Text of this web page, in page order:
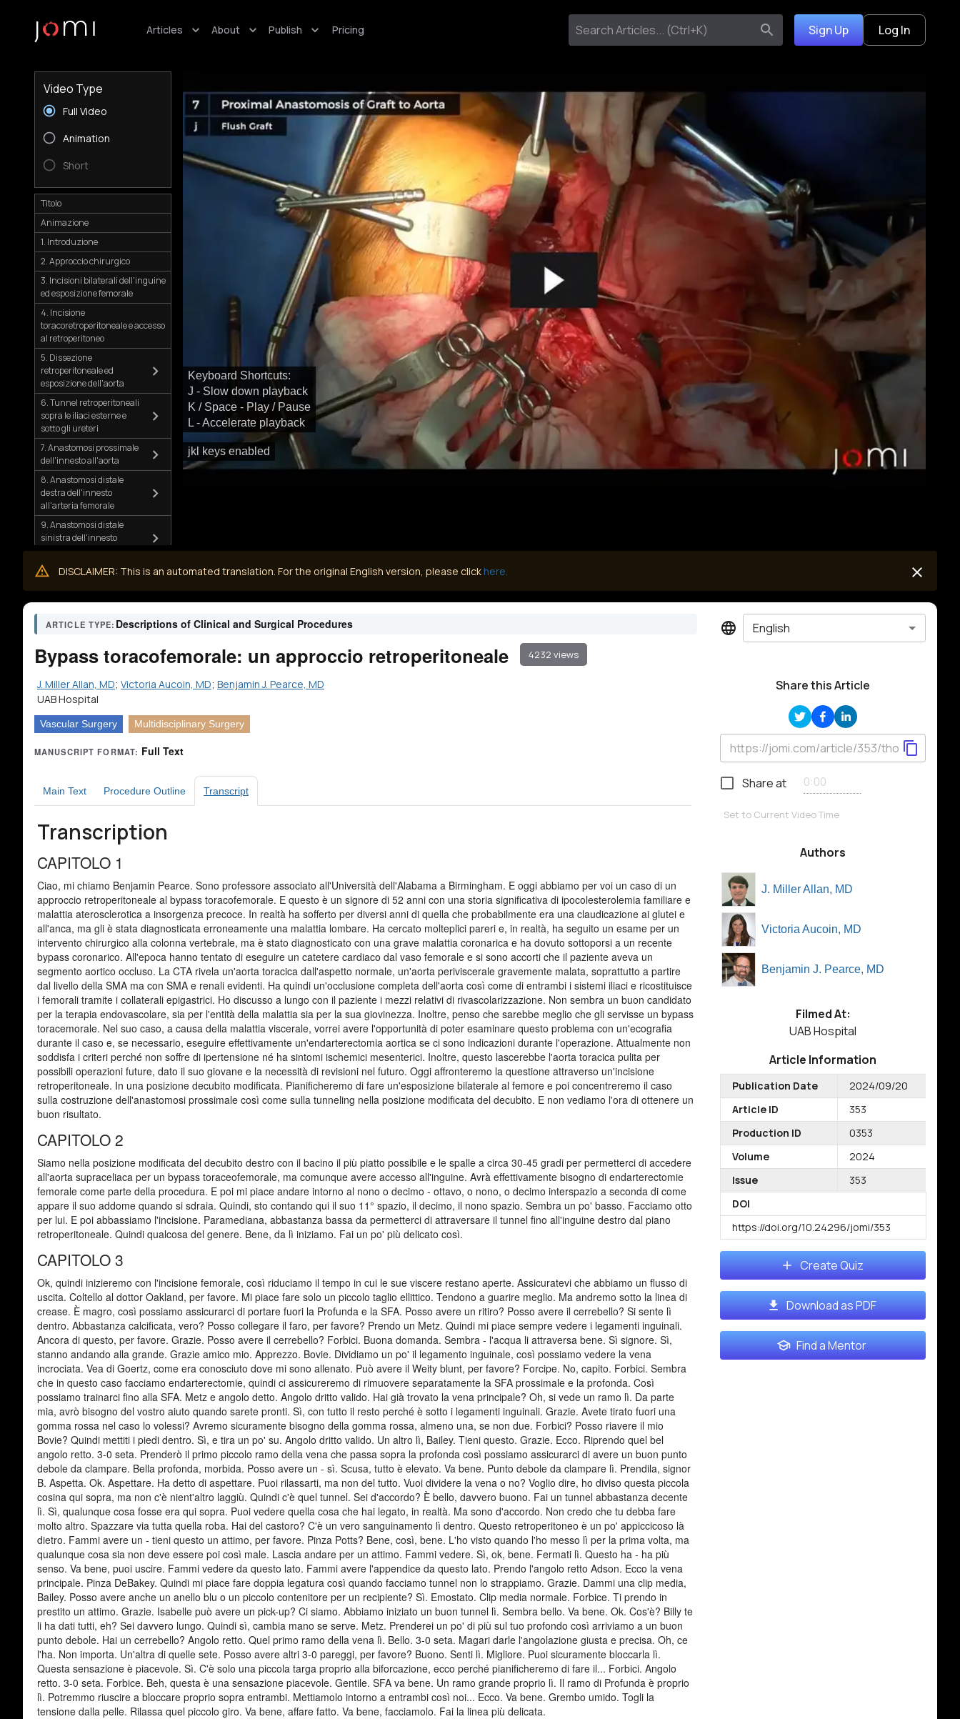
Articles About Publish Pricing Sign Up Log In
jkl keys enabled
Keyboard Shortcuts:
J - Slow down playback
K / Space - Play / Pause
L - Accelerate playback
Video Type
Full Video
Animation
Short
Titolo
Animazione
1. Introduzione
2. Approccio chirurgico
3. Incisioni bilaterali dell'inguine
ed esposizione femorale
4. Incisione
toracoretroperitoneale e accesso
al retroperitoneo
5. Dissezione
retroperitoneale ed
esposizione dell'aorta
6. Tunnel retroperitoneali
sopra le iliaci esterne e
sotto gli ureteri
7. Anastomosi prossimale
dell'innesto all'aorta
8. Anastomosi distale
destra dell'innesto
all'arteria femorale
9. Anastomosi distale
sinistra dell'innesto
all'arteria femorale
10. Ispezione finale ed
11. Chiusura
12. Osservazioni post-operatorie
DISCLAIMER: This is an automated translation. For the original English version, please click here.
ARTICLE TYPE: Descriptions of Clinical and Surgical Procedures
Bypass toracofemorale: un approccio retroperitoneale 4232 views
J. Miller Allan, MD; Victoria Aucoin, MD; Benjamin J. Pearce, MD
UAB Hospital
Vascular Surgery Multidisciplinary Surgery
MANUSCRIPT FORMAT: Full Text
Main Text Procedure Outline Transcript
Transcription
CAPITOLO 1
Ciao, mi chiamo Benjamin Pearce. Sono professore associato all'Università dell'Alabama a Birmingham. E oggi abbiamo per voi un caso di un
approccio retroperitoneale al bypass toracofemorale. E questo è un signore di 52 anni con una storia significativa di ipocolesterolemia familiare e
malattia aterosclerotica a insorgenza precoce. In realtà ha sofferto per diversi anni di quella che probabilmente era una claudicazione ai glutei e
all'anca, ma gli è stata diagnosticata erroneamente una malattia lombare. Ha cercato molteplici pareri e, in realtà, ha seguito un esame per un
intervento chirurgico alla colonna vertebrale, ma è stato diagnosticato con una grave malattia coronarica e ha dovuto sottoporsi a un recente
bypass coronarico. All'epoca hanno tentato di eseguire un catetere cardiaco dal vaso femorale e si sono accorti che il paziente aveva un
segmento aortico occluso. La CTA rivela un'aorta toracica dall'aspetto normale, un'aorta periviscerale gravemente malata, soprattutto a partire
dal livello della SMA ma con SMA e renali evidenti. Ha quindi un'occlusione completa dell'aorta così come di entrambi i sistemi iliaci e ricostituisce
i femorali tramite i collaterali epigastrici. Ho discusso a lungo con il paziente i mezzi relativi di rivascolarizzazione. Non sembra un buon candidato
per la terapia endovascolare, sia per l'entità della malattia sia per la sua giovinezza. Inoltre, penso che sarebbe meglio che gli servisse un bypass
toracemorale. Nel suo caso, a causa della malattia viscerale, vorrei avere l'opportunità di poter esaminare questo problema con un'ecografia
durante il caso e, se necessario, eseguire effettivamente un'endarterectomia aortica se ci sono indicazioni durante l'operazione. Attualmente non
soddisfa i criteri perché non soffre di ipertensione né ha sintomi ischemici mesenterici. Inoltre, questo lascerebbe l'aorta toracica pulita per
possibili operazioni future, dato il suo giovane e la necessità di revisioni nel futuro. Oggi affronteremo la questione attraverso un'incisione
retroperitoneale. In una posizione decubito modificata. Pianificheremo di fare un'esposizione bilaterale al femore e poi concentreremo il caso
sulla costruzione dell'anastomosi prossimale così come sulla tunneling nella posizione modificata del decubito. E non vediamo l'ora di ottenere un
buon risultato.
CAPITOLO 2
Siamo nella posizione modificata del decubito destro con il bacino il più piatto possibile e le spalle a circa 30-45 gradi per permetterci di accedere
all'aorta supraceliaca per un bypass toraceofemorale, ma comunque avere accesso all'inguine. Avrà effettivamente bisogno di endarterectomie
femorale come parte della procedura. E poi mi piace andare intorno al nono o decimo - ottavo, o nono, o decimo interspazio a seconda di come
appare il suo addome quando si sdraia. Quindi, sto contando qui il suo 11° spazio, il decimo, il nono spazio. Sembra un po' basso. Facciamo otto
per lui. E poi abbassiamo l'incisione. Paramediana, abbastanza bassa da permetterci di attraversare il tunnel fino all'inguine destro dal piano
retroperitoneale. Quindi qualcosa del genere. Bene, da lì iniziamo. Fai un po' più delicato così.
CAPITOLO 3
Ok, quindi inizieremo con l'incisione femorale, così riduciamo il tempo in cui le sue viscere restano aperte. Assicuratevi che abbiamo un flusso di
uscita. Coltello al dottor Oakland, per favore. Mi piace fare solo un piccolo taglio ellittico. Tendono a guarire meglio. Ma andremo sotto la linea di
crease. È magro, così possiamo assicurarci di portare fuori la Profunda e la SFA. Posso avere un ritiro? Posso avere il cerrebello? Si sente lì
dentro. Abbastanza calcificata, vero? Posso collegare il faro, per favore? Prendo un Metz. Quindi mi piace sempre vedere i legamenti inguinali.
Ancora di questo, per favore. Grazie. Posso avere il cerrebello? Forbici. Buona domanda. Sembra - l'acqua li attraversa bene. Sì signore. Sì,
stanno andando alla grande. Grazie amico mio. Apprezzo. Bovie. Dividiamo un po' il legamento inguinale, così possiamo vedere la vena
incrociata. Vea di Goertz, come era conosciuto dove mi sono allenato. Può avere il Weity blunt, per favore? Forcipe. No, capito. Forbici. Sembra
che in questo caso facciamo endarterectomie, quindi ci assicureremo di rimuovere separatamente la SFA prossimale e la profonda. Così
possiamo trainarci fino alla SFA. Metz e angolo detto. Angolo dritto valido. Hai già trovato la vena principale? Oh, si vede un ramo lì. Da parte
mia, avrò bisogno del vostro aiuto quando sarete pronti. Sì, con tutto il resto perché è sotto i legamenti inguinali. Grazie. Avete tirato fuori una
gomma rossa nel caso lo volessi? Avremo sicuramente bisogno della gomma rossa, almeno una, se non due. Forbici? Posso riavere il mio
Bovie? Quindi mettiti i piedi dentro. Sì, e tira un po' su. Angolo dritto valido. Un altro lì, Bailey. Tieni questo. Grazie. Ecco. Riprendo quel bel
angolo retto. 3-0 seta. Prenderò il primo piccolo ramo della vena che passa sopra la profonda così possiamo assicurarci di avere un buon punto
debole da clampare. Bella profonda, morbida. Posso avere un - sì. Scusa, tutto è elevato. Va bene. Punto debole da clampare lì. Prendila, signor
B. Aspetta. Ok. Aspettare. Ha detto di aspettare. Puoi rilassarti, ma non del tutto. Vuoi dividere la vena o no? Voglio dire, ho diviso questa piccola
cosina qui sopra, ma non c'è nient'altro laggiù. Quindi c'è quel tunnel. Sei d'accordo? È bello, davvero buono. Fai un tunnel abbastanza decente
lì. Sì, qualunque cosa fosse era qui sopra. Puoi vedere quella cosa che hai legato, in realtà. Ma sono d'accordo. Non credo che tu debba fare
molto altro. Spazzare via tutta quella roba. Hai del castoro? C'è un vero sanguinamento lì dentro. Questo retroperitoneo è un po' appiccicoso là
dietro. Fammi avere un - tieni questo un attimo, per favore. Pinza Potts? Bene, così, bene. L'ho visto quando l'ho messo lì per la prima volta, ma
qualunque cosa sia non deve essere poi così male. Lascia andare per un attimo. Fammi vedere. Sì, ok, bene. Fermati lì. Questo ha - ha più
senso. Va bene, puoi uscire. Fammi vedere da questo lato. Fammi avere l'appendice da questo lato. Prendo l'angolo retto Adson. Ecco la vena
principale. Pinza DeBakey. Quindi mi piace fare doppia legatura così quando facciamo tunnel non lo strappiamo. Grazie. Dammi una clip media,
Bailey. Posso avere anche un anello blu o un piccolo contenitore per un recipiente? Sì. Emostato. Clip media normale. Forbice. Ti prendo in
prestito un attimo. Grazie. Isabelle può avere un pick-up? Ci siamo. Abbiamo iniziato un buon tunnel lì. Sembra bello. Va bene. Ok. Cos'è? Billy te
li ha dati tutti, eh? Sei davvero lungo. Quindi sì, cambia mano se serve. Metz. Prenderei un po' di più sul tuo profondo così arriviamo a un buon
punto debole. Hai un cerrebello? Angolo retto. Quel primo ramo della vena lì. Bello. 3-0 seta. Magari darle l'angolazione giusta e precisa. Oh, ce
l'ha. Non importa. Un'altra di quelle sete. Posso avere altri 3-0 pareggi, per favore? Buono. Senti lì. Migliore. Puoi sicuramente bloccarla lì.
Questa sensazione è piacevole. Sì. C'è solo una piccola targa proprio alla biforcazione, ecco perché pianificheremo di fare il... Forbici. Angolo
retto. 3-0 seta. Forbice. Beh, questa è una sensazione piacevole. Gentile. SFA va bene. Un ramo grande proprio lì. Il ramo di Profunda è proprio
lì. Potremmo riuscire a bloccare proprio sopra entrambi. Mettiamolo intorno a entrambi così noi... Ecco. Va bene. Grembo umido. Togli la
tensione dalla pelle. Rilassa quel piccolo giro. Va bene, affare fatto. Va bene, facciamolo. Fai la linea più delicata.
English
Share this Article
Share at
Set to Current Video Time
Authors
J. Miller Allan, MD
Victoria Aucoin, MD
Benjamin J. Pearce, MD
Filmed At:
UAB Hospital
Article Information
Publication Date
2024/09/20
Article ID
353
Production ID
0353
Volume
2024
Issue
353
DOI
https://doi.org/10.24296/jomi/353
Create Quiz
Download as PDF
Find a Mentor